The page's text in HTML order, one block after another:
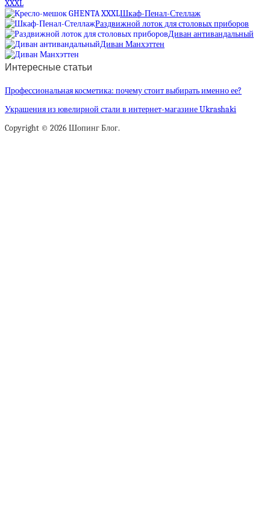
XXXL
Шкаф-Пенал-Стеллаж
Раздвижной лоток для столовых приборов
Диван антивандальный
Диван Манхэттен
Интересные статьи
Профессиональная косметика: почему стоит выбирать именно ее?
Украшения из ювелирной стали в интернет-магазине Ukrashaki
Copyright © 2026 Шопинг Блог.